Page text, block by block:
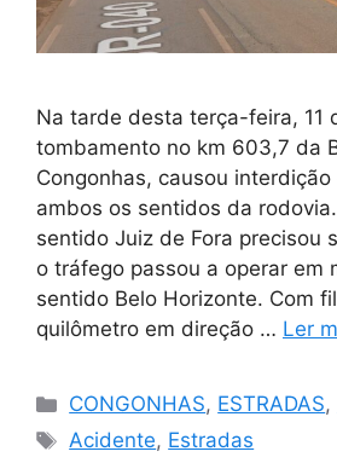
Na tarde desta terça-feira, 11
tombamento no km 603,7 da
Congonhas, causou
ambos os sentidos da
sentido Juiz de Fora precisou
o tráfego passou a operar em
sentido Belo Horizonte. Com
quilômetro em direção … Ler
Categorias
CONGONHAS, ESTRADAS,
Tags
Acidente, Estradas